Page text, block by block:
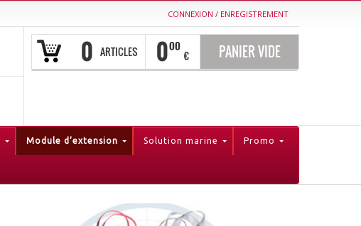
CONNEXION / ENREGISTREMENT
0 ARTICLES 000
€ PANIER VIDE
Module d’extension Solution marine Promo